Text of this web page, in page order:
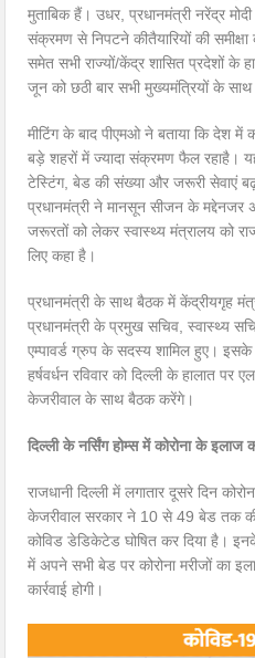
मुताबिक हैं। उधर, प्रधानमंत्री नरेंद्र
संक्रमण से निपटने कीतैयारियों की समीक्षा
समेत सभी राज्यों/केंद्र शासित प्रदेशों के
जून को छठी बार सभी मुख्यमंत्रियों के साथ
मीटिंग के बाद पीएमओ ने बताया कि देश में
बड़े शहरों में ज्यादा संक्रमण फैल रहाहै।
टेस्टिंग, बेड की संख्या और जरूरी सेवाएं
प्रधानमंत्री ने मानसून सीजन के मद्देनजर
जरूरतों को लेकर स्वास्थ्य मंत्रालय को
लिए कहा है।
प्रधानमंत्री के साथ बैठक में केंद्रीयगृह
प्रधानमंत्री के प्रमुख सचिव, स्वास्थ्य
एम्पावर्ड ग्रुप के सदस्य शामिल हुए। इसके
हर्षवर्धन रविवार को दिल्ली के हालात
केजरीवाल के साथ बैठक करेंगे।
दिल्ली के नर्सिंग होम्स में कोरोना के इलाज
राजधानी दिल्ली में लगातार दूसरे दिन
केजरीवाल सरकार ने 10 से 49 बेड तक की
कोविड डेडिकेटेड घोषित कर दिया है।
में अपने सभी बेड पर कोरोना मरीजों का
कार्रवाई होगी।